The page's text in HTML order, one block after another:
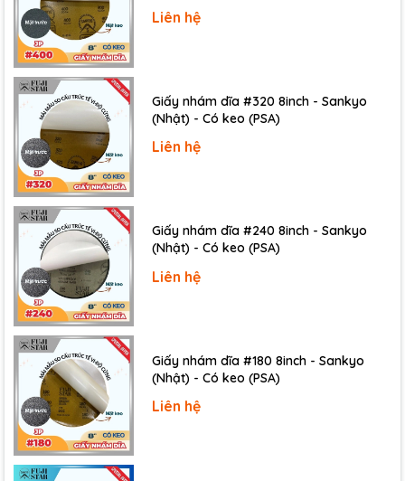
Liên hệ
Giấy nhám dĩa #320 8inch - Sankyo
(Nhật) - Có keo (PSA)
Liên hệ
Giấy nhám dĩa #240 8inch - Sankyo
(Nhật) - Có keo (PSA)
Liên hệ
Giấy nhám dĩa #180 8inch - Sankyo
(Nhật) - Có keo (PSA)
Liên hệ